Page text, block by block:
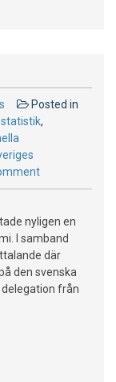
Posted in
statistik,
IMF
Sverige
nyligen en
I samband
där
den svenska
delegation från